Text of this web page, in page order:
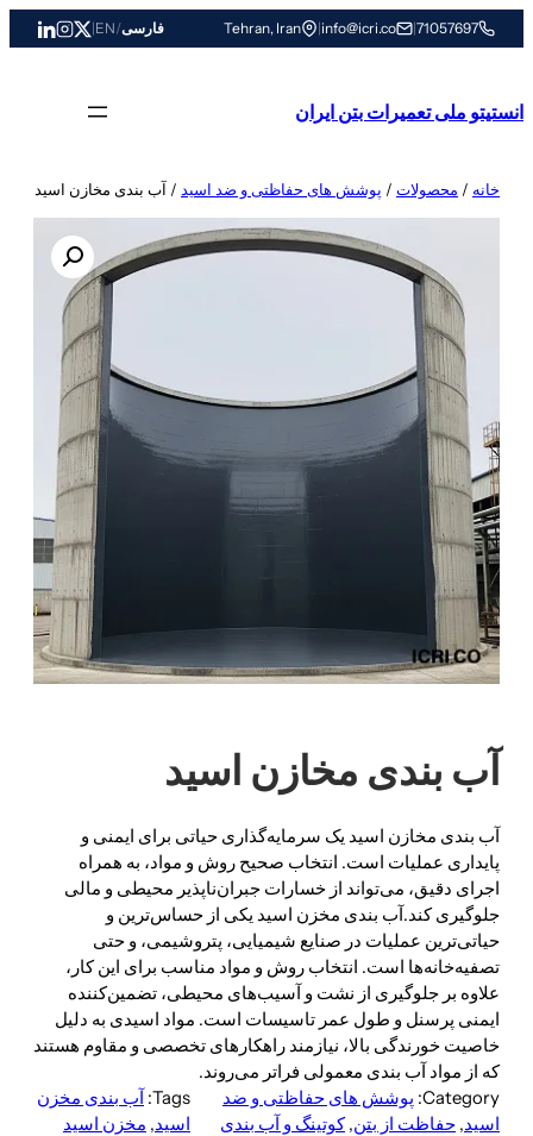
به
71057697
|
info@icri.co
|
Tehran, Iran فارسی/
EN
|
انستیتو ملی تعمیرات بتن ایران
خانه / محصولات / پوشش های حفاظتی و ضد اسید / آب بندی مخازن اسید
آب بندی مخازن اسید
آب بندی مخازن اسید یک سرمایه‌گذاری حیاتی برای ایمنی و
پایداری عملیات است. انتخاب صحیح روش و مواد، به همراه
اجرای دقیق، می‌تواند از خسارات جبران‌ناپذیر محیطی و مالی
جلوگیری کند.آب بندی مخزن اسید یکی از حساس‌ترین و
حیاتی‌ترین عملیات در صنایع شیمیایی، پتروشیمی، و حتی
تصفیه‌خانه‌ها است. انتخاب روش و مواد مناسب برای این کار،
علاوه بر جلوگیری از نشت و آسیب‌های محیطی، تضمین‌کننده
ایمنی پرسنل و طول عمر تاسیسات است. مواد اسیدی به دلیل
خاصیت خورندگی بالا، نیازمند راهکارهای تخصصی و مقاوم هستند
که از مواد آب بندی معمولی فراتر می‌روند.
Category: پوشش های حفاظتی و ضد
اسید, حفاظت از بتن, کوتینگ و آب بندی
Tags: آب بندی مخزن
اسید, مخزن اسید